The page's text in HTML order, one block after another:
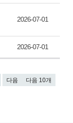
2026-07-01
2026-07-01
다음
다음 10개